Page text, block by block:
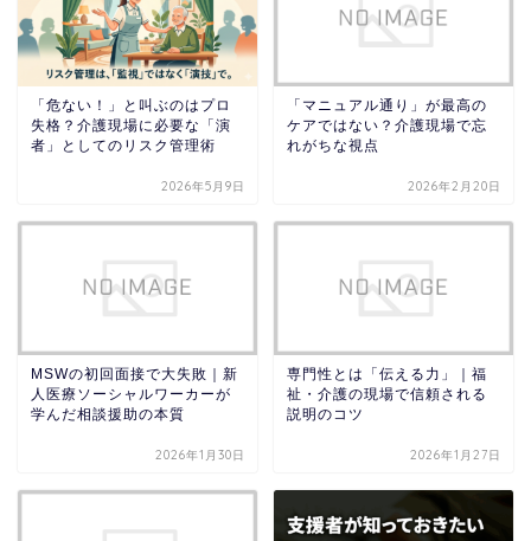
「危ない！」と叫ぶのはプロ
失格？介護現場に必要な「演
者」としてのリスク管理術
2026年5月9日
「マニュアル通り」が最高の
ケアではない？介護現場で忘
れがちな視点
2026年2月20日
MSWの初回面接で大失敗｜新
人医療ソーシャルワーカーが
学んだ相談援助の本質
2026年1月30日
専門性とは「伝える力」｜福
祉・介護の現場で信頼される
説明のコツ
2026年1月27日